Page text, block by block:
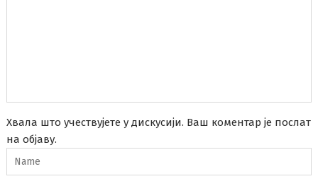
Хвала што учествујете у дискусији. Ваш коментар је послат
на објаву.